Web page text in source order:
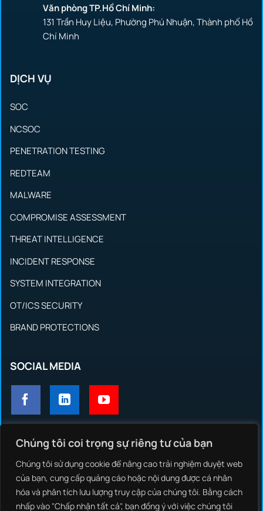
Chúng tôi coi trọng sự riêng tư của bạn
Chúng tôi sử dụng cookie để nâng cao trải nghiệm duyệt web
của bạn, cung cấp quảng cáo hoặc nội dung được cá nhân
hóa và phân tích lưu lượng truy cập của chúng tôi. Bằng cách
nhấp vào "Chấp nhận tất cả", bạn đồng ý với việc chúng tôi
Văn phòng TP.Hồ Chí Minh:
131 Trần Huy Liệu, Phường Phú Nhuận, Thành phố Hồ
Chí Minh
DỊCH VỤ
SOC
NCSOC
PENETRATION TESTING
REDTEAM
MALWARE
COMPROMISE ASSESSMENT
THREAT INTELLIGENCE
INCIDENT RESPONSE
SYSTEM INTEGRATION
OT/ICS SECURITY
BRAND PROTECTIONS
SOCIAL MEDIA
GIẢI PHÁP
NCS THREAT INTELLIGENCE
NCS EDR